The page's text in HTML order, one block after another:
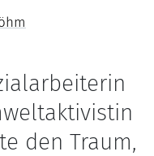
den Traum,